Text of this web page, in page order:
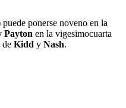
ponerse noveno en la
Payton en la vigesimocuarta
de Kidd y Nash.